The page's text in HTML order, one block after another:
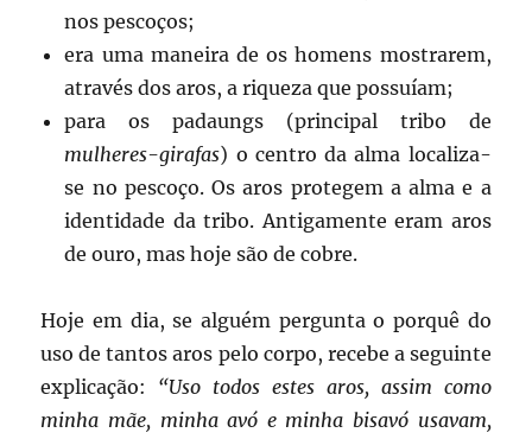
nos pescoços;
era uma maneira de os homens mostrarem,
através dos aros, a riqueza que possuíam;
para os padaungs (principal tribo de
mulheres-girafas) o centro da alma localiza-
se no pescoço. Os aros protegem a alma e a
identidade da tribo. Antigamente eram aros
de ouro, mas hoje são de cobre.
Hoje em dia, se alguém pergunta o porquê do
uso de tantos aros pelo corpo, recebe a seguinte
explicação: “Uso todos estes aros, assim como
minha mãe, minha avó e minha bisavó usavam,